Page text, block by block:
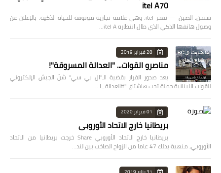
itel A70
شنجن، الصين — تفخر itel، وهي علامة تجارية موثوقة للحياة الذكية، بالإعلان عن
وصول هاتفها الذكي الذي طال انتظاره itel A…
28 فبراير 2019
مناصرو القوات... "العدالة المسروقة"!
بعد صدور القرار بقضية الـ"ال بي سي" شنّ الجيش الإلكتروني
للقوات اللبنانية حملة تحت هاشتاغ: "#العدالة_ا…
01 فبراير 2020
بريطانيا خارج الاتحاد الأوروبي
بريطانيا خارج الاتحاد الأوروبي Share خرجت بريطانيا من الاتحاد
الأوروبي، منهية بذلك 47 عاما من الزواج الصاخب بين لند…